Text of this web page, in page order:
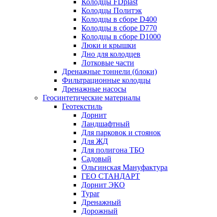
Колодцы FDplast
Колодцы Политэк
Колодцы в сборе D400
Колодцы в сборе D770
Колодцы в сборе D1000
Люки и крышки
Дно для колодцев
Лотковые части
Дренажные тоннели (блоки)
Фильтрационные колодцы
Дренажные насосы
Геосинтетические материалы
Геотекстиль
Дорнит
Ландшафтный
Для парковок и стоянок
Для ЖД
Для полигона ТБО
Садовый
Ольгинская Мануфактура
ГЕО СТАНДАРТ
Дорнит ЭКО
Typar
Дренажный
Дорожный